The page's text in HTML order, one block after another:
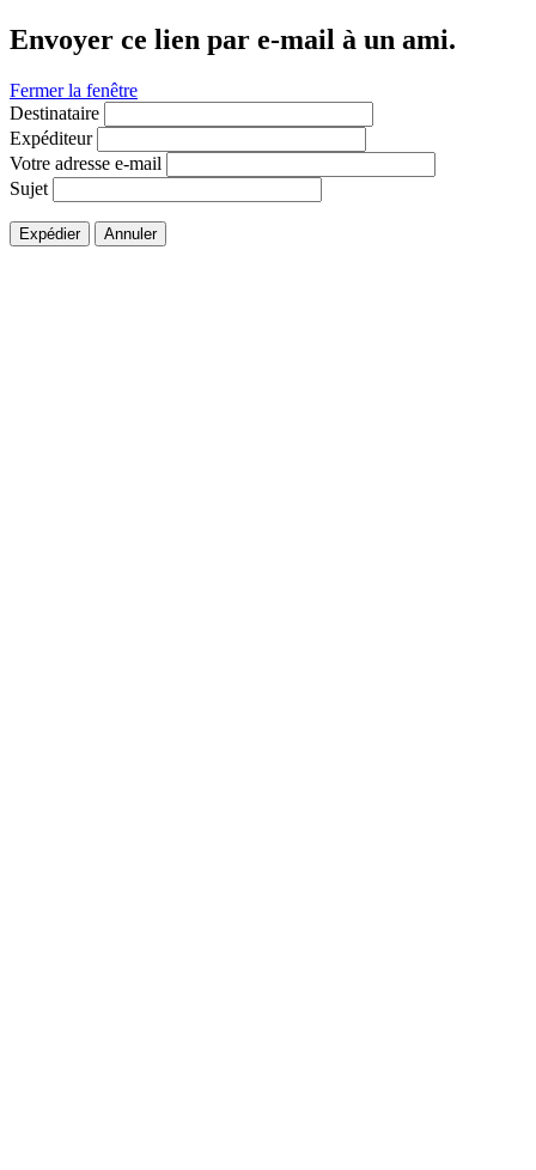
Envoyer ce lien par e-mail à un ami.
Fermer la fenêtre
Destinataire
Expéditeur
Votre adresse e-mail
Sujet
Expédier Annuler